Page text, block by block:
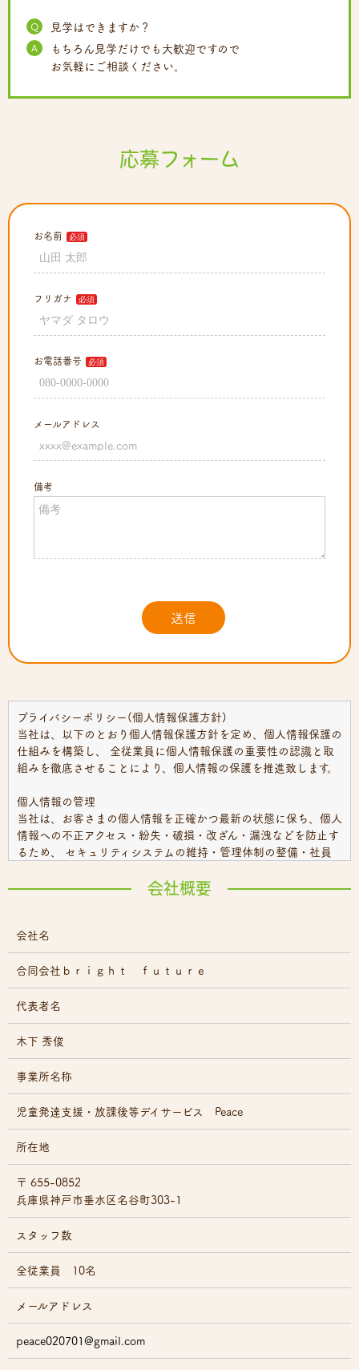
Q 見学はできますか？
A
もちろん見学だけでも大歓迎ですので
お気軽にご相談ください。
プライバシーポリシー(個人情報保護方針)
当社は、以下のとおり個人情報保護方針を定め、個人情報保護の
仕組みを構築し、 全従業員に個人情報保護の重要性の認識と取
組みを徹底させることにより、個人情報の保護を推進致します。
個人情報の管理
当社は、お客さまの個人情報を正確かつ最新の状態に保ち、個人
情報への不正アクセス・紛失・破損・改ざん・漏洩などを防止す
るため、 セキュリティシステムの維持・管理体制の整備・社員
厳重な管理を行ないます。
お客さまからお預かりした個人情報は、当社からのご連絡や業務
のご案内やご質問に対する回答として、電子メールや資料のご送
付に利用いたします。
個人情報の第三者への開示・提供の禁止
当社は、お客さまよりお預かりした個人情報を適切に管理し、次
のいずれかに該当する場合を除き、個人情報を第三者に開示いた
・お客さまが希望されるサービスを行なうために当社が業務を委
個人情報の安全対策
ィに万全の対策を講じています。
お客さまがご本人の個人情報の照会・修正・削除などをご希望さ
れる場合には、ご本人であることを確認の上、対応させていただ
きます。
法令、規範の遵守と見直し
当社は、保有する個人情報に関して適用される日本の法令、その
他規範を遵守するとともに、本ポリシーの内容を適宜見直し、そ
の改善に努めます。
会社概要
会社名
合同会社ｂｒｉｇｈｔ ｆｕｔｕｒｅ
代表者名
木下 秀俊
事業所名称
児童発達支援・放課後等デイサービス Peace
所在地
〒 655-0852
兵庫県神戸市垂水区名谷町303-1
スタッフ数
全従業員 10名
メールアドレス
peace020701@gmail.com